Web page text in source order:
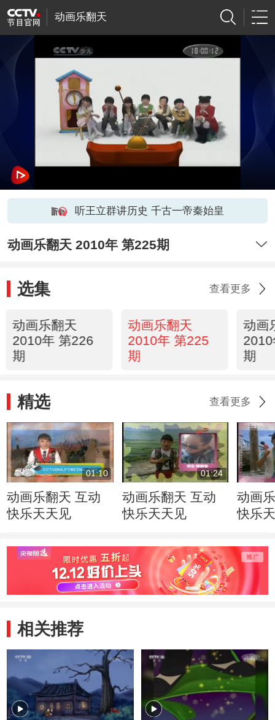
动画乐翻天
听王立群讲历史 千古一帝秦始皇
动画乐翻天 2010年 第225期
选集 查看更多
动画乐翻天
2010年 第226
期
动画乐翻天
2010年 第225
期
动画
期
精选 查看更多
01:10
动画乐翻天 互动
快乐天天见
01:24
动画乐翻天 互动
快乐天天见
动画
快乐
相关推荐